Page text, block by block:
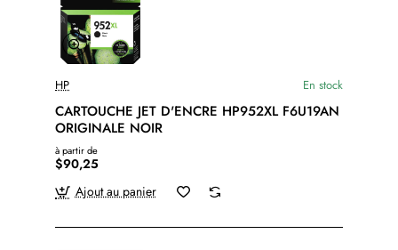
HP En stock
CARTOUCHE JET D'ENCRE HP952XL F6U19AN
ORIGINALE NOIR
à partir de
$90,25
Ajout au panier